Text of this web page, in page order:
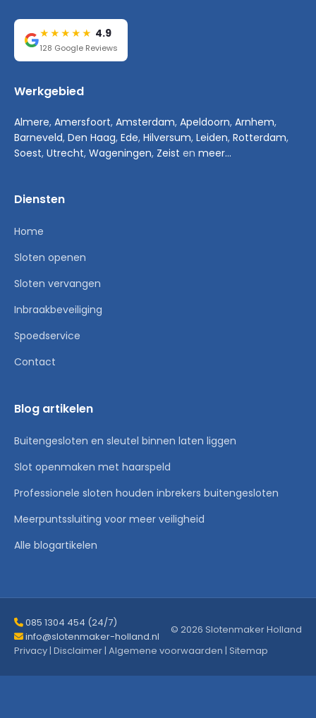
★★★★★ 4.9
128 Google Reviews
Werkgebied
Almere, Amersfoort, Amsterdam, Apeldoorn, Arnhem,
Barneveld, Den Haag, Ede, Hilversum, Leiden, Rotterdam,
Soest, Utrecht, Wageningen, Zeist en meer...
Diensten
Home
Sloten openen
Sloten vervangen
Inbraakbeveiliging
Spoedservice
Contact
Blog artikelen
Buitengesloten en sleutel binnen laten liggen
Slot openmaken met haarspeld
Professionele sloten houden inbrekers buitengesloten
Meerpuntssluiting voor meer veiligheid
Alle blogartikelen
085 1304 454 (24/7)
info@slotenmaker-holland.nl
© 2026 Slotenmaker Holland
Privacy| Disclaimer| Algemene voorwaarden | Sitemap